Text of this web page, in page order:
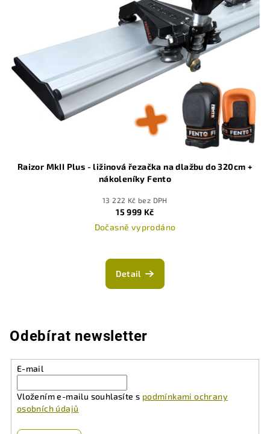
Raizor MkII Plus - ližinová řezačka na dlažbu do 320cm +
nákoleníky Fento
13 222 Kč bez DPH
15 999 Kč
Dočasně vyprodáno
hodnocení
produktu
hvězdiček.
Detail
Odebírat newsletter
E-mail
Vložením e-mailu souhlasíte s podmínkami ochrany
osobních údajů